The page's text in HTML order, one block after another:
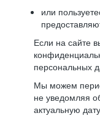
или
Если на сайте
персональных
Мы можем
не уведомляя
актуальную